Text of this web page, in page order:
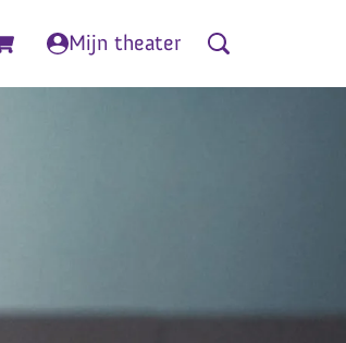
Mijn theater